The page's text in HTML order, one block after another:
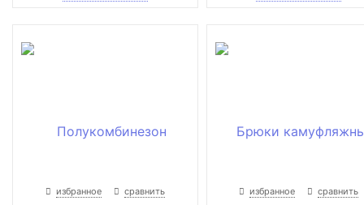
избранное сравнить избранное сравнить